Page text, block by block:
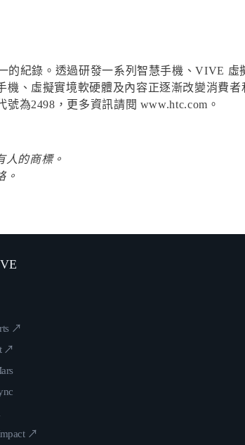
的紀錄。透過研發一系列智慧手機、VIVE 虛
、虛擬實境軟硬體及內容正逐漸改變消費者
為2498，更多資訊請閱 www.htc.com。
人的商標。
。
↗
↗
↗